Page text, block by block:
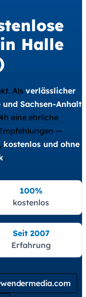
Halle
Als verlässlicher
Sachsen-Anhalt
eine ehrliche
—
kostenlos und ohne
.
100%
kostenlos
Seit 2007
Erfahrung